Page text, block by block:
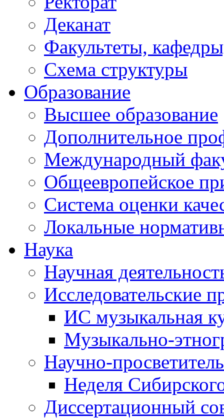
Деканат
Факультеты,
Схема структуры
Образование
Высшее образование
Дополнительное
Международный
Общеевропейское
Система оценки
Локальные
Наука
Научная
Исследовательские
ИС музыкальная
Музыкально-
Научно-
Неделя
Диссертационный